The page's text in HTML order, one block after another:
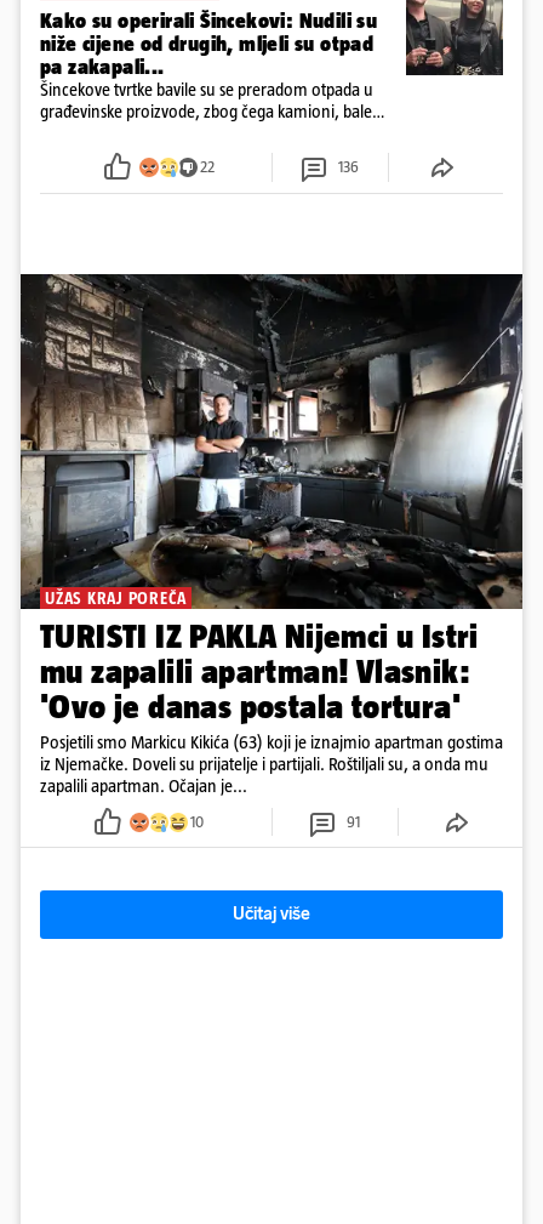
Kako su operirali Šincekovi: Nudili su
niže cijene od drugih, mljeli su otpad
pa zakapali...
Šincekove tvrtke bavile su se preradom otpada u
građevinske proizvode, zbog čega kamioni, bale
22 136
UŽAS KRAJ POREČA
TURISTI IZ PAKLA Nijemci u Istri
mu zapalili apartman! Vlasnik:
'Ovo je danas postala tortura'
Posjetili smo Markicu Kikića (63) koji je iznajmio apartman gostima
iz Njemačke. Doveli su prijatelje i partijali. Roštiljali su, a onda mu
zapalili apartman. Očajan je...
10 91
Učitaj više